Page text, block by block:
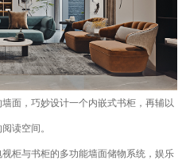
面，巧妙设计一个内嵌式书柜，再辅以
读空间。
柜与书柜的多功能墙面储物系统，娱乐